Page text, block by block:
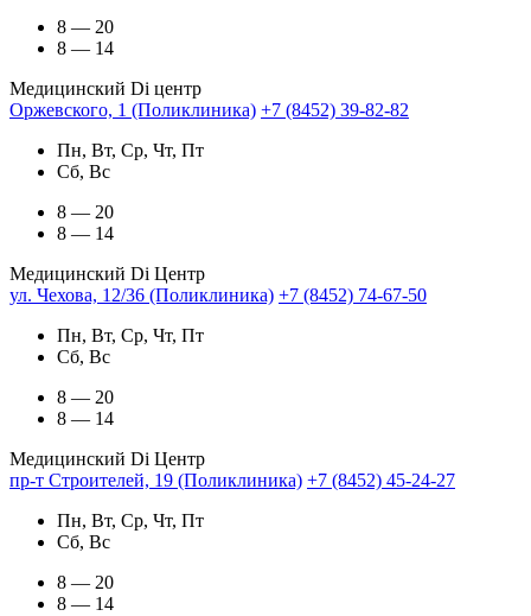
8 — 20
8 — 14
Медицинский Di центр
Оржевского, 1 (Поликлиника) +7 (8452) 39-82-82
Пн, Вт, Ср, Чт, Пт
Сб, Вс
8 — 20
8 — 14
Медицинский Di Центр
ул. Чехова, 12/36 (Поликлиника) +7 (8452) 74-67-50
Пн, Вт, Ср, Чт, Пт
Сб, Вс
8 — 20
8 — 14
Медицинский Di Центр
пр-т Строителей, 19 (Поликлиника) +7 (8452) 45-24-27
Пн, Вт, Ср, Чт, Пт
Сб, Вс
8 — 20
8 — 14